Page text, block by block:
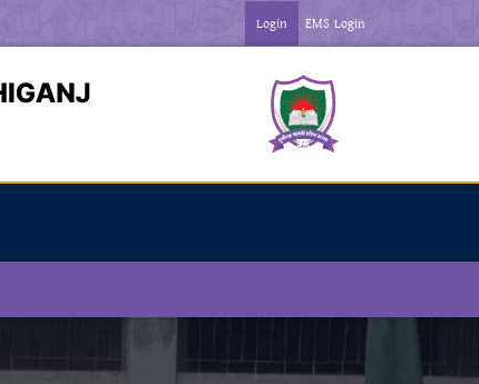
*** জুলাই গণঅভ্যতা দিবস-২০২৬ উপলক্ষে বিজ্ঞপ্তি ***
Login EMS Login